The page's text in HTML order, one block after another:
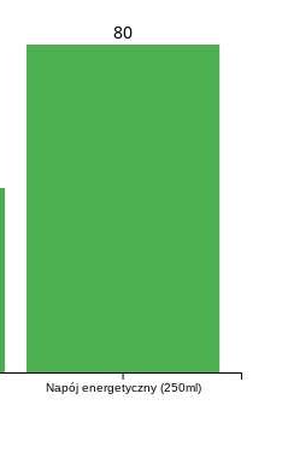
Napój energetyczny (250ml)
80